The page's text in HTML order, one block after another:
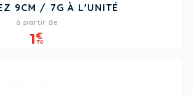
9CM / 7G À L'UNITÉ
Prix
à partir de
1€
70